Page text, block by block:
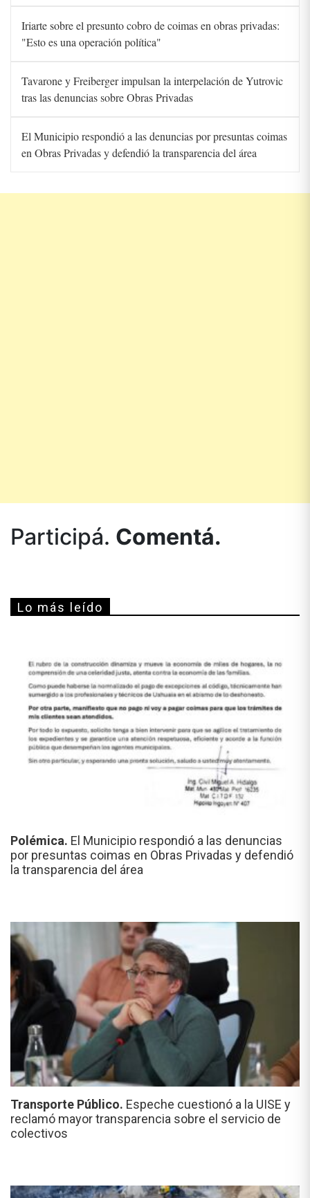
Iriarte sobre el presunto cobro de coimas en obras privadas:
"Esto es una operación política"
Tavarone y Freiberger impulsan la interpelación de Yutrovic
tras las denuncias sobre Obras Privadas
El Municipio respondió a las denuncias por presuntas coimas
en Obras Privadas y defendió la transparencia del área
Participá. Comentá.
Lo más leído
Polémica. El Municipio respondió a las denuncias
por presuntas coimas en Obras Privadas y defendió
la transparencia del área
Transporte Público. Espeche cuestionó a la UISE y
reclamó mayor transparencia sobre el servicio de
colectivos